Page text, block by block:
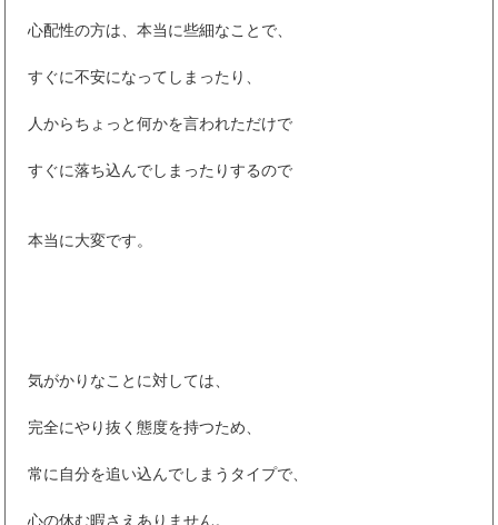
心配性の方は、本当に些細なことで、
すぐに不安になってしまったり、
人からちょっと何かを言われただけで
すぐに落ち込んでしまったりするので
本当に大変です。
気がかりなことに対しては、
完全にやり抜く態度を持つため、
常に自分を追い込んでしまうタイプで、
心の休む暇さえありません。